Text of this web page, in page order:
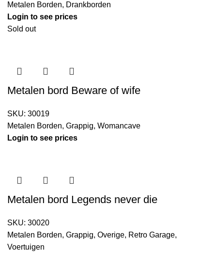
Metalen Borden, Drankborden
Login to see prices
Sold out
Metalen bord Beware of wife
SKU: 30019
Metalen Borden, Grappig, Womancave
Login to see prices
Metalen bord Legends never die
SKU: 30020
Metalen Borden, Grappig, Overige, Retro Garage,
Voertuigen